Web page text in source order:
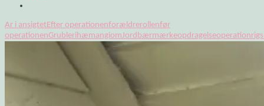
Ar i ansigtetEfter operationenforældrerollenfør
operationenGrublerihæmangiomJordbærmærkeopdragelseoperation